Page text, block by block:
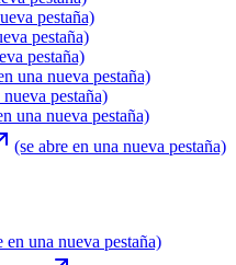
pestaña)
pestaña)
pestaña)
una nueva pestaña)
pestaña)
una nueva pestaña)
(se abre en una nueva pestaña)
en una nueva pestaña)